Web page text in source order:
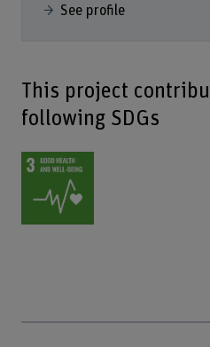
See profile
This project
following SDGs